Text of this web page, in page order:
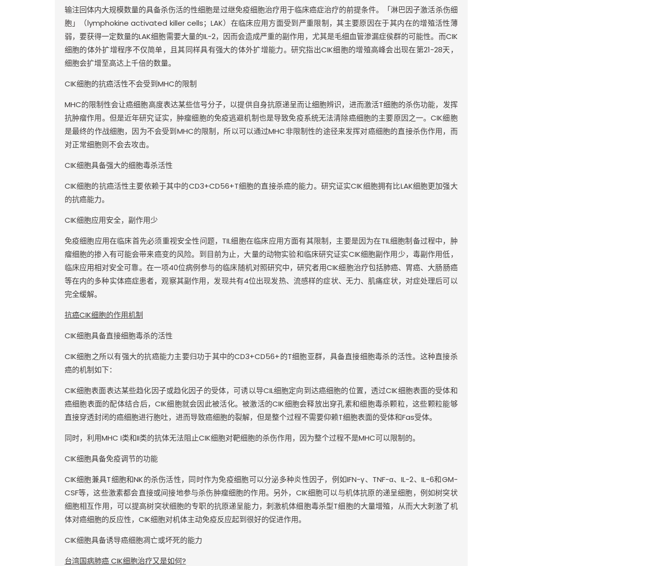
输注回体内大规模数量的具备杀伤活的性细胞是过继免疫细胞治疗用于临床癌症治疗的前提条件。「淋巴因子激活杀伤细
胞」（lymphokine activated killer cells； LAK）在临床应用方面受到严重限制，其主要原因在于其内在的增殖活性薄
弱，要获得一定数量的LAK细胞需要大量的IL-2，因而会造成严重的副作用，尤其是毛细血管渗漏症侯群的可能性。而CIK
细胞的体外扩增程序不仅简单，且其同样具有强大的体外扩增能力。研究指出CIK细胞的增殖高峰会出现在第21-28天，
细胞会扩增至高达上千倍的数量。
CIK细胞的抗癌活性不会受到MHC的限制
MHC的限制性会让癌细胞高度表达某些信号分子，以提供自身抗原递呈而让细胞辨识，进而激活T细胞的杀伤功能，发挥
抗肿瘤作用。但是近年研究证实，肿瘤细胞的免疫逃避机制也是导致免疫系统无法清除癌细胞的主要原因之一。CIK细胞
是最终的作战细胞，因为不会受到MHC的限制，所以可以通过MHC非限制性的途径来发挥对癌细胞的直接杀伤作用，而
对正常细胞则不会去攻击。
CIK细胞具备强大的细胞毒杀活性
CIK细胞的抗癌活性主要依赖于其中的CD3+CD56+T细胞的直接杀癌的能力。研究证实CIK细胞拥有比LAK细胞更加强大
的抗癌能力。
CIK细胞应用安全，副作用少
免疫细胞应用在临床首先必须重视安全性问题， TIL细胞在临床应用方面有其限制，主要是因为在TIL细胞制备过程中，肿
瘤细胞的掺入有可能会带来癌变的风险。到目前为止，大量的动物实验和临床研究证实CIK细胞副作用少，毒副作用低，
临床应用相对安全可靠。在一项40位病例参与的临床随机对照研究中，研究者用CIK细胞治疗包括肺癌、胃癌、大肠肠癌
等在内的多种实体癌症患者，观察其副作用，发现共有4位出现发热、流感样的症状、无力、肌痛症状，对症处理后可以
完全缓解。
抗癌CIK细胞的作用机制
CIK细胞具备直接细胞毒杀的活性
CIK细胞之所以有强大的抗癌能力主要归功于其中的CD3+CD56+的T细胞亚群，具备直接细胞毒杀的活性。这种直接杀
癌的机制如下：
CIK细胞表面表达某些趋化因子或趋化因子的受体，可诱以导CIL细胞定向到达癌细胞的位置，透过CIK细胞表面的受体和
癌细胞表面的配体结合后，CIK细胞就会因此被活化。被激活的CIK细胞会释放出穿孔素和细胞毒杀颗粒，这些颗粒能够
直接穿透封闭的癌细胞进行胞吐，进而导致癌细胞的裂解，但是整个过程不需要仰赖T细胞表面的受体和Fas受体。
同时，利用MHC I类和II类的抗体无法阻止CIK细胞对靶细胞的杀伤作用，因为整个过程不是MHC可以限制的。
CIK细胞具备免疫调节的功能
CIK细胞兼具T细胞和NK的杀伤活性，同时作为免疫细胞可以分泌多种炎性因子，例如IFN-γ、 TNF-α、IL-2、IL-6和GM-
CSF等，这些激素都会直接或间接地参与杀伤肿瘤细胞的作用。另外， CIK细胞可以与机体抗原的递呈细胞，例如树突状
细胞相互作用，可以提高树突状细胞的专职的抗原递呈能力，刺激机体细胞毒杀型T细胞的大量增殖，从而大大刺激了机
体对癌细胞的反应性， CIK细胞对机体主动免疫反应起到很好的促进作用。
CIK细胞具备诱导癌细胞凋亡或坏死的能力
台湾国病肺癌CIK细胞治疗又是如何?